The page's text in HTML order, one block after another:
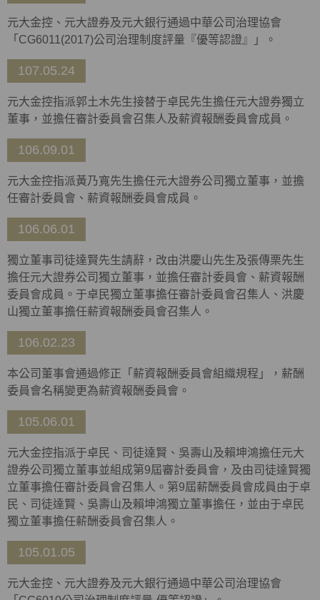
元大金控、元大證券及元大銀行通過中華公司治理協會
「CG6011(2017)公司治理制度評量『優等認證』」。
107.05.24
元大金控指派郭土木先生接替于卓民先生擔任元大證券獨立
董事，並擔任審計委員會召集人及薪資報酬委員會成員。
106.09.01
元大金控指派黃乃寬先生擔任元大證券公司獨立董事，並擔
任審計委員會、薪資報酬委員會成員。
106.06.01
獨立董事司徒達賢先生請辭，改由洪慶山先生及張傳栗先生
擔任元大證券公司獨立董事，並擔任審計委員會、薪資報酬
委員會成員。于卓民獨立董事擔任審計委員會召集人、洪慶
山獨立董事擔任薪資報酬委員會召集人。
106.02.23
本公司董事會通過修正「薪資報酬委員會組織規程」，薪酬
委員會名稱變更為薪資報酬委員會。
105.06.01
元大金控指派于卓民、司徒達賢、吳壽山及賴坤鴻擔任元大
證券公司獨立董事並組成第9屆審計委員會，及由司徒達賢獨
立董事擔任審計委員會召集人。第9屆薪酬委員會成員由于卓
民、司徒達賢、吳壽山及賴坤鴻獨立董事擔任，並由于卓民
獨立董事擔任薪酬委員會召集人。
105.01.05
元大金控、元大證券及元大銀行通過中華公司治理協會